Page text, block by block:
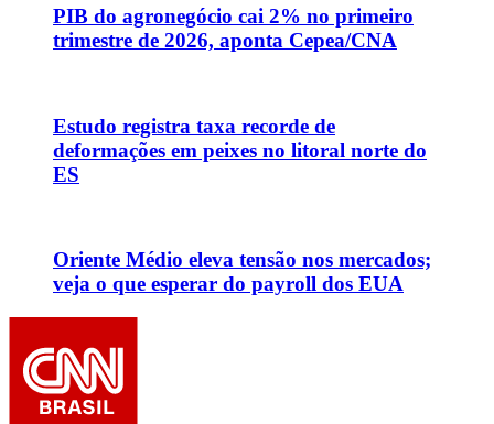
PIB do agronegócio cai 2% no primeiro
trimestre de 2026, aponta Cepea/CNA
Estudo registra taxa recorde de
deformações em peixes no litoral norte do
ES
Oriente Médio eleva tensão nos mercados;
veja o que esperar do payroll dos EUA